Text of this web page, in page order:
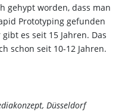
gehypt worden, dass man
Prototyping gefunden
es seit 15 Jahren. Das
schon seit 10-12 Jahren.
Düsseldorf